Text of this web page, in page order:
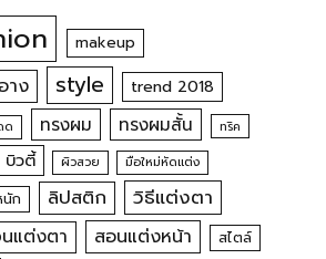
makeup
าง style trend 2018
ด ทรงผม ทรงผมสั้น ทริค
บิวตี้ ผิวสวย มือใหม่หัดแต่ง
ก ลิปสติก
วิธีแต่งตา
แต่งตา สอนแต่งหน้า สไตล์